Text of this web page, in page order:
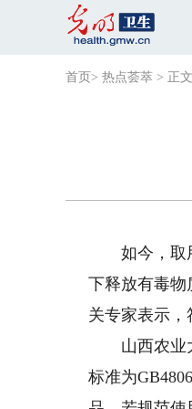
首页 > 热点荟萃 > 正文
如今，取用
下释放有毒物
关专家表示，
山西农业大
标准为